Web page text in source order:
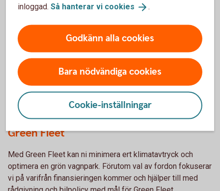
För miljön
Green Fleet
Med Green Fleet kan ni minimera ert klimatavtryck och
optimera en grön vagnpark. Förutom val av fordon fokuserar
vi på varifrån finansieringen kommer och hjälper till med
inloggad. Så hanterar vi cookies .
Godkänn alla cookies
Bara nödvändiga cookies
Cookie-inställningar